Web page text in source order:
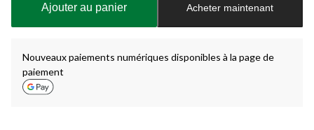
à
Ajouter au panier Acheter maintenant
Nouveaux paiements numériques disponibles à la page de
paiement